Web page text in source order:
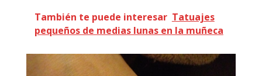
También te puede interesar Tatuajes
pequeños de medias lunas en la muñeca